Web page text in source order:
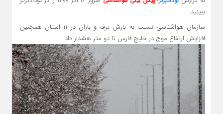
ببینید.
سازمان هواشناسی نسبت به بارش برف و باران در ۱۱ استان همچنین
افزایش ارتفاع موج در خلیج فارس تا دو متر هشدار داد.